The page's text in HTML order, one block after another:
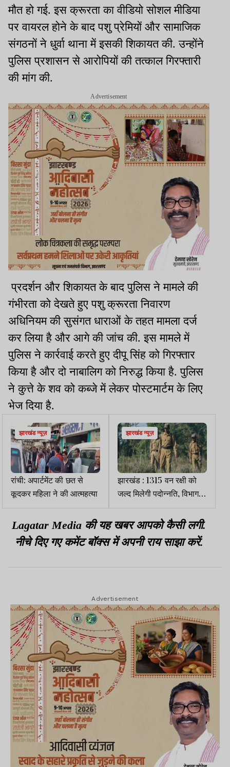
मौत हो गई. इस क्रूरता का वीडियो सोशल मीडिया
पर वायरल होने के बाद पशु प्रेमियों और सामाजिक
संगठनों ने धुर्वा थाना में इसकी शिकायत की. उन्होंने
पुलिस प्रशासन से आरोपियों की तत्काल गिरफ्तारी
की मांग की.
Advertisement
प्रदर्शन और शिकायत के बाद पुलिस ने मामले की
गंभीरता को देखते हुए पशु क्रूरता निवारण
अधिनियम की सुसंगत धाराओं के तहत मामला दर्ज
कर लिया है और आगे की जांच की. इस मामले में
पुलिस ने कार्रवाई करते हुए दीपू सिंह को गिरफ्तार
किया है और दो नाबालिग को निरुद्ध किया है. पुलिस
ने कुत्ते के शव को कब्जे में लेकर पोस्टमार्टम के लिए
भेज दिया है.
झारखंड न्यूज़
रांची: अपार्टमेंट की छत से
कूदकर महिला ने की आत्महत्या
झारखंड न्यूज़
झारखंड : 1315 वन रक्षी को
जल्द मिलेगी पदोन्नति, विभाग ने
तैयार की सूची
Lagatar Media की यह खबर आपको कैसी लगी.
नीचे दिए गए कमेंट बॉक्स में अपनी राय साझा करें.
Advertisement